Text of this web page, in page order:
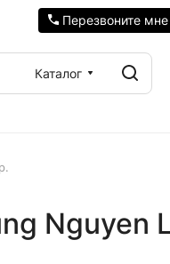
Перезвоните мне
Каталог
Nguyen